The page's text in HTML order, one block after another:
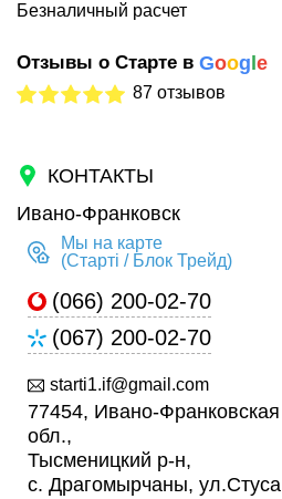
Безналичный расчет
Отзывы о Старте в Goog e
87 отзывов
КОНТАКТЫ
Ивано-Франковск
Мы на карте
(Старті / Блок Трейд)
(066) 200-02-70
(067) 200-02-70
starti1.if@gmail.com
77454, Ивано-Франковская
обл.,
Тысменицкий р-н,
с. Драгомырчаны, ул.Стуса